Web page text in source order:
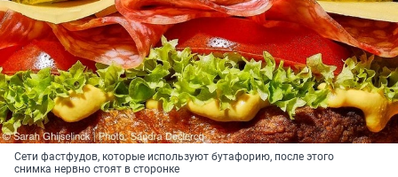
Сети фастфудов, которые используют бутафорию, после этого
снимка нервно стоят в сторонке